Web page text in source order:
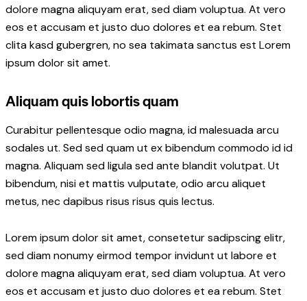
dolore magna aliquyam erat, sed diam voluptua. At vero
eos et accusam et justo duo dolores et ea rebum. Stet
clita kasd gubergren, no sea takimata sanctus est Lorem
ipsum dolor sit amet.
Aliquam quis lobortis quam
Curabitur pellentesque odio magna, id malesuada arcu
sodales ut. Sed sed quam ut ex bibendum commodo id id
magna. Aliquam sed ligula sed ante blandit volutpat. Ut
bibendum, nisi et mattis vulputate, odio arcu aliquet
metus, nec dapibus risus risus quis lectus.
Lorem ipsum dolor sit amet, consetetur sadipscing elitr,
sed diam nonumy eirmod tempor invidunt ut labore et
dolore magna aliquyam erat, sed diam voluptua. At vero
eos et accusam et justo duo dolores et ea rebum. Stet